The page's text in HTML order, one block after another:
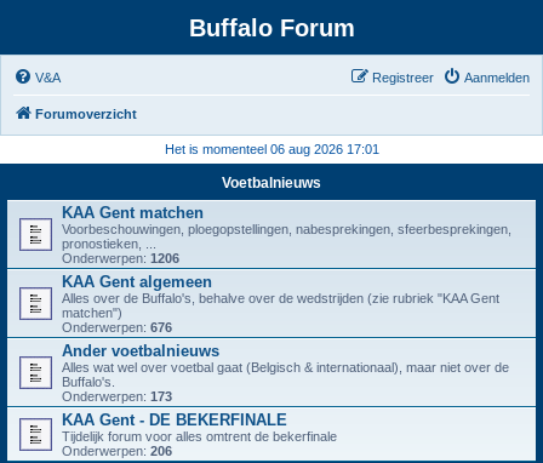
Buffalo Forum
V&A Aanmelden
Registreer
Forumoverzicht
Het is momenteel 06 aug 2026 17:01
Voetbalnieuws
KAA Gent matchen
Voorbeschouwingen, ploegopstellingen, nabesprekingen, sfeerbesprekingen,
pronostieken, ...
Onderwerpen: 1206
KAA Gent algemeen
Alles over de Buffalo's, behalve over de wedstrijden (zie rubriek "KAA Gent
matchen")
Onderwerpen: 676
Ander voetbalnieuws
Alles wat wel over voetbal gaat (Belgisch & internationaal), maar niet over de
Buffalo's.
Onderwerpen: 173
KAA Gent - DE BEKERFINALE
Tijdelijk forum voor alles omtrent de bekerfinale
Onderwerpen: 206